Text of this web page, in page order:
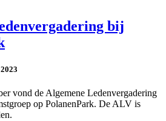
bij
vond de Algemene Ledenvergadering
op PolanenPark. De ALV is